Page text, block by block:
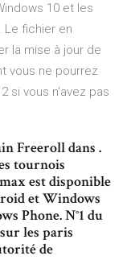
10 et les
Le fichier en
la mise à jour de
vous ne pourrez
si vous n'avez pas
Freeroll dans .
tournois
est disponible
et Windows
Phone. N°1 du
les paris
de